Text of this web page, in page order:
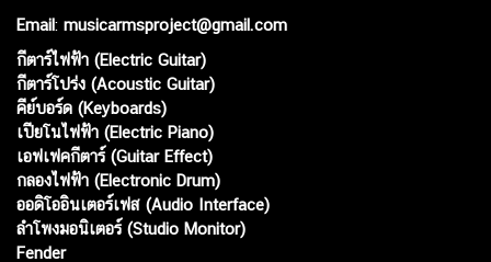
Email: musicarmsproject@gmail.com
กีตาร์ไฟฟ้า (Electric Guitar)
กีตาร์โปร่ง (Acoustic Guitar)
คีย์บอร์ด (Keyboards)
เปียโนไฟฟ้า (Electric Piano)
เอฟเฟคกีตาร์ (Guitar Effect)
กลองไฟฟ้า (Electronic Drum)
ออดิโออินเตอร์เฟส (Audio Interface)
ลำโพงมอนิเตอร์ (Studio Monitor)
Fender